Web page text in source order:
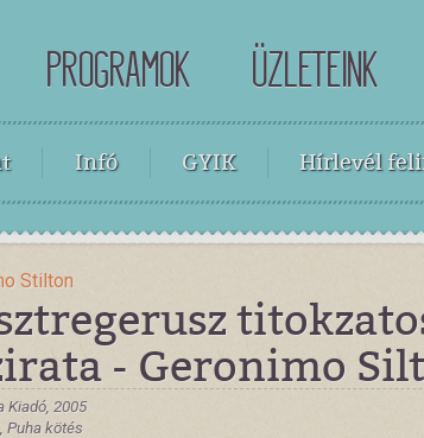
PROGRAMOK ÜZLETEINK
Infó GYIK Hírlevél
Stilton
- Geronimo
Kiadó, 2005
Puha kötés